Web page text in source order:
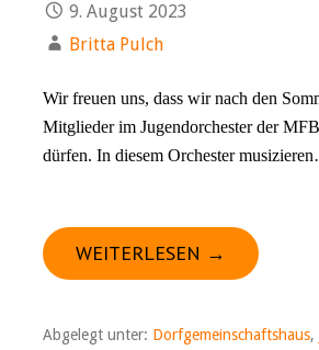
9. August 2023
Britta Pulch
Wir freuen uns, dass wir nach den
Mitglieder im Jugendorchester der
dürfen. In diesem Orchester
WEITERLESEN →
Abgelegt unter: Dorfgemeinschaftshaus,